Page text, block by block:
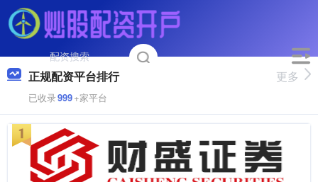
正规配资平台排行
已收录999+家平台
更多